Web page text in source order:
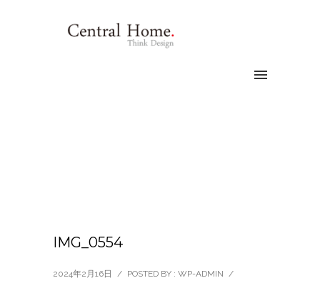
IMG_0554
2024年2月16日 / POSTED BY : WP-ADMIN /